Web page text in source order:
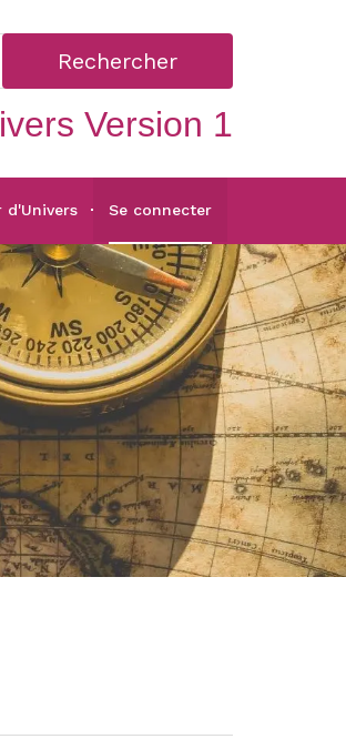
Rechercher
Version 1
d'Univers Se connecter